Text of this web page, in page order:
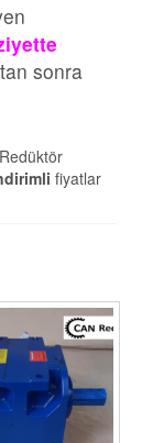
sonra
fiyatlar